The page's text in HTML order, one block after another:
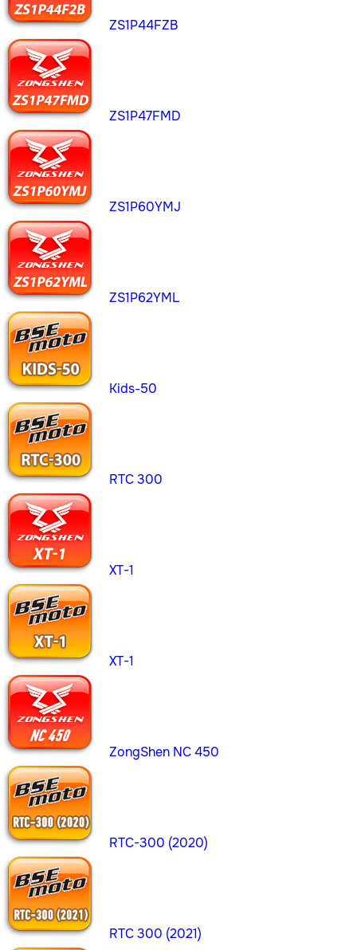
ZS1P44FZB
ZS1P47FMD
ZS1P60YMJ
ZS1P62YML
Kids-50
RTC 300
XT-1
XT-1
ZongShen NC 450
RTC-300 (2020)
RTC 300 (2021)